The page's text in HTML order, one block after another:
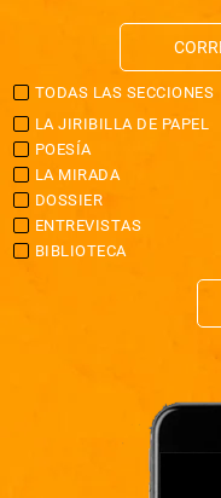
TODAS LAS SECCIONES
LA JIRIBILLA DE PAPEL
POESÍA
LA MIRADA
DOSSIER
ENTREVISTAS
BIBLIOTECA